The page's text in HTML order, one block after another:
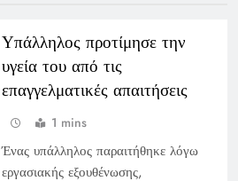
Υπάλληλος προτίμησε την
υγεία του από τις
επαγγελματικές απαιτήσεις
1 mins
Ένας υπάλληλος παραιτήθηκε λόγω
εργασιακής εξουθένωσης,